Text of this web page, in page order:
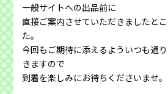
一般サイトへの出品前に
直接ご案内させていただきましたと
た。
今回もご期待に添えるよういつも通
きますので
到着を楽しみにお待ちくださいませ。